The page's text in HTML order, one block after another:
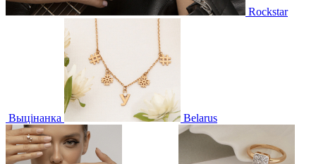
Rockstar
Выцінанка Belarus